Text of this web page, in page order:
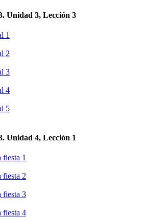
Unidad 3, Lección 3
1
2
3
4
5
Unidad 4, Lección 1
fiesta 1
fiesta 2
fiesta 3
fiesta 4